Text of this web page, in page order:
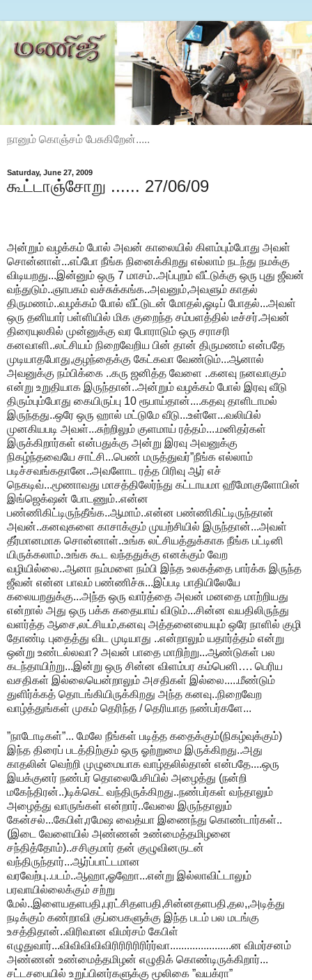
நானும் கொஞ்சம் பேசுகிறேன்.....
Saturday, June 27, 2009
கூட்டாஞ்சோறு ...... 27/06/09
அன்றும் வழக்கம் போல் அவன் காலையில் கிளம்பும்போது அவள்
சொன்னாள்...எப்போ நீங்க நினைக்கிறது எல்லாம் நடந்து நமக்கு
விடியறது...இன்னும் ஒரு 7 மாசம்..அப்புறம் வீட்டுக்கு ஒரு புது ஜீவன்
வந்துடும்..ஞாபகம் வச்சுக்கங்க..அவனும்,அவளும் காதல்
திருமணம்..வழக்கம் போல் வீட்டுடன் மோதல்,ஓடிப் போதல்...அவள்
ஒரு தனியார் பள்ளியில் மிக குறைந்த சம்பளத்தில் டீச்சர்.அவன்
திரையுலகில் முன்னுக்கு வர போராடும் ஒரு சராசரி
கனவாளி..லட்சியம் நிறைவேறிய பின் தான் திருமணம் என்பதே
முடியாதபோது,குழந்தைக்கு கேட்கவா வேண்டும்...ஆனால்
அவனுக்கு நம்பிக்கை ..கரு ஜனித்த வேளை ..கனவு நனவாகும்
என்று உறுதியாக இருந்தான்..அன்றும் வழக்கம் போல் இரவு வீடு
திரும்பும்போது கையிருப்பு 10 ரூபாய்தான்....கதவு தாளிடாமல்
இருந்தது..ஒரே ஒரு ஹால் மட்டுமே வீடு...உள்ளே...வலியில்
முனகியபடி அவள்...சுற்றிலும் குளமாய் ரத்தம்....மனிதர்கள்
இருக்கிறார்கள் என்பதுக்கு அன்று இரவு அவனுக்கு
நிகழ்ந்தவையே சாட்சி...பெண் மருத்துவர்”நீங்க எல்லாம்
படிச்சவங்கதானே..அவளோட ரத்த பிரிவு ஆர் எச்
நெகடிவ்...மூணாவது மாசத்திலேர்ந்து கட்டாயமா ஹீமோகுளோபின்
இங்ஜெக்‌ஷன் போடணும்..என்ன
பண்ணிகிட்டிருந்தீங்க..ஆமாம்..என்ன பண்ணிகிட்டிருந்தான்
அவன்..கனவுகளை காசாக்கும் முயற்சியில் இருந்தான்...அவள்
தீர்மானமாக சொன்னாள்..உங்க லட்சியத்துக்காக நீங்க பட்டினி
யிருக்கலாம்..உங்க கூட வந்ததுக்கு எனக்கும் வேற
வழியில்லை..ஆனா நம்மளை நம்பி இந்த உலகத்தை பார்க்க இருந்த
ஜீவன் என்ன பாவம் பண்ணிச்சு...இப்படி பாதியிலேயே
கலையறதுக்கு...அந்த ஒரு வார்த்தை அவன் மனதை மாற்றியது
என்றால் அது ஒரு பக்க கதையாய் விடும்...சின்ன வயதிலிருந்து
வளர்த்த ஆசை,லட்சியம்,கனவு அத்தனையையும் ஒரே நாளில் குழி
தோண்டி புதைத்து விட முடியாது ..என்றாலும் யதார்த்தம் என்று
ஒன்று உண்டல்லவா? அவன் பாதை மாறிற்று...ஆண்டுகள் பல
கடந்தாயிற்று...இன்று ஒரு சின்ன விளம்பர கம்பெனி…. பெரிய
வசதிகள் இல்லையென்றாலும் அசதிகள் இல்லை.....மீண்டும்
துளிர்க்கத் தொடங்கியிருக்கிறது அந்த கனவு..நிறைவேற
வாழ்த்துங்கள் முகம் தெரிந்த / தெரியாத நண்பர்களே...
”நாடோடிகள்”... மேலே நீங்கள் படித்த கதைக்கும்(நிகழ்வுக்கும்)
இந்த திரைப் படத்திற்கும் ஒரு ஓற்றுமை இருக்கிறது..அது
காதலின் வெற்றி முழுமையாக வாழ்தலில்தான் என்பதே....ஒரு
இயக்குனர் நண்பர் தொலைபேசியில் அழைத்து (நன்றி
மகேந்திரன்..)டிக்கெட் வந்திருக்கிறது..நண்பர்கள் வந்தாலும்
அழைத்து வாருங்கள் என்றார்..வேலை இருந்தாலும்
கேன்சல்...கேபிள்,ரமேஷ வைத்யா இணைந்து கொண்டார்கள்..
(இடை வேளையில் அண்ணன் உண்மைத்தமிழனை
சந்தித்தோம்)..சசிகுமார் தன் குழுவினருடன்
வந்திருந்தார்...ஆர்ப்பாட்டமான
வரவேற்பு..படம்..ஆஹா,ஓஹோ...என்று இல்லாவிட்டாலும்
பரவாயில்லைக்கும் சற்று
மேல்..இளையதளபதி,புரட்சிதளபதி,சின்னதளபதி,தல,,அடித்து
நடிக்கும் கண்றாவி குப்பைகளுக்கு இந்த படம் பல மடங்கு
உசத்திதான்..விரிவான விமர்சம் கேபிள்
எழுதுவார்...விவிவிவிவிரிரிரிரிரிர்ர்வா......................ன விமர்சனம்
அண்ணன் உண்மைத்தமிழன் எழுதிக் கொண்டிருக்கிறார்...
சட்டசபையில் உறுப்பினர்களுக்கு மூலிகை ”வயக்ரா”